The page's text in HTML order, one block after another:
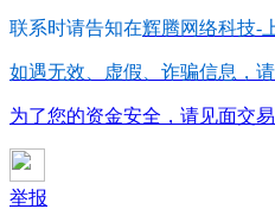
联系时请告知在辉腾网络科技-
如遇无效、虚假、诈骗信息，
为了您的资金安全，请见面交
举报